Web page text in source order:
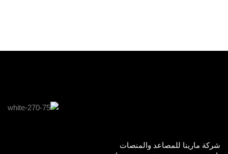
شركة مارينا للمصاعد والمنصات